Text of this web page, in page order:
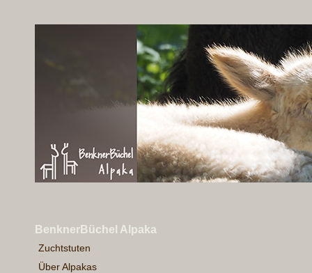
BenknerBüchel Alpaka
Zuchtstuten
Über Alpakas